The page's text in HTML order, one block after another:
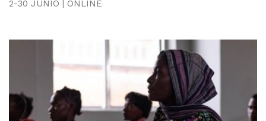
2-30 JUNIO | ONLINE